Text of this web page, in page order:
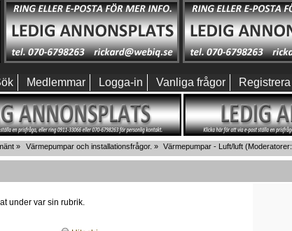
Medlemmar Logga-in Vanliga frågor Registrera
» Värmepumpar och installationsfrågor. » Värmepumpar - Luft/luft(Moderatorer:
under var sin rubrik.